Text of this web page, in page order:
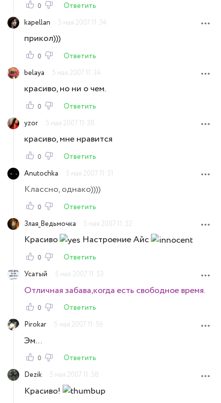
0
Ответить
kapellan
5 мая 2007 11:34
прикол)))
0
Ответить
belaya
5 мая 2007 11:34
красиво, но ни о чем.
0
Ответить
yzor
5 мая 2007 11:38
красиво, мне нравится
0
Ответить
Anutochka
5 мая 2007 11:51
Классно, однако))))
0
Ответить
Злая_Ведьмочка
5 мая 2007 11:52
Красиво Настроение Айс
0
Ответить
Усатый
5 мая 2007 11:53
Отличная забава,когда есть свободное время.
0
Ответить
Pirokar
5 мая 2007 11:56
Эм...
0
Ответить
Dezik
5 мая 2007 11:58
Красиво!